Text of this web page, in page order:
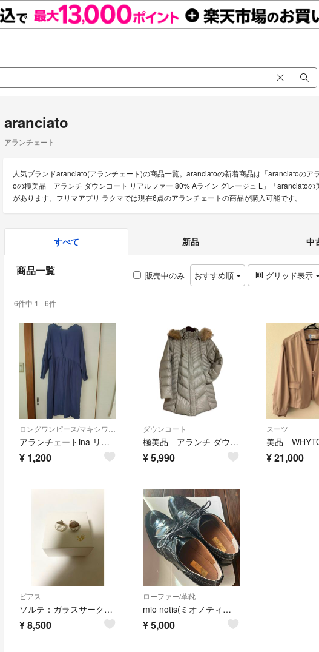
aranciato
アランチェート
人気ブランドaranciato(アランチェート)の商品一覧。aranciatoの新着商品は「aranciatoの
oの極美品 アランチ ダウンコート リアルファー 80% Aライン グレージュ L」「aranciato
があります。フリマアプリ ラクマでは現在6点のアランチェートの商品が購入可能です。
すべて 新品 中
商品一覧 販売中のみ おすすめ順 グリッド表示
6件中 1 - 6件
ロングワンピース/マキシワンピース
アランチェートina リネン100% ワンピース
¥ 1,200
ダウンコート
極美品 アランチ ダウンコート リアルファー 80% Aライン グレージュ L
¥5,990
スーツ
¥21,000
ピアス
ソルテ：ガラスサークルピアス
¥8,500
ローファー/革靴
mio notis(ミオノティス)メダリオンオックスフォードシューズ
¥5,000